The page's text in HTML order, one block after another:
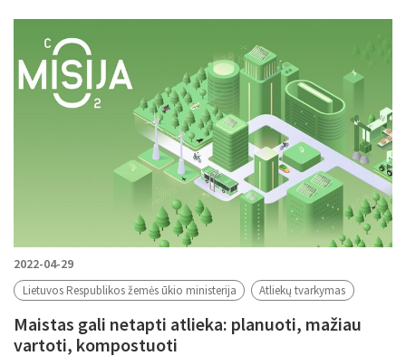
2022-04-29
Lietuvos Respublikos žemės ūkio ministerija Atliekų tvarkymas
Maistas gali netapti atlieka: planuoti, mažiau
vartoti, kompostuoti